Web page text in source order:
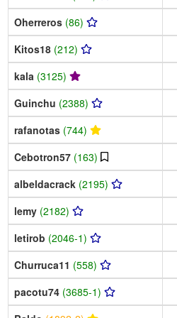
Oherreros (86)
Kitos18 (212)
kala (3125)
Guinchu (2388)
rafanotas (744)
Cebotron57 (163)
albeldacrack (2195)
lemy (2182)
letirob (2046-1)
Churruca11 (558)
pacotu74 (3685-1)